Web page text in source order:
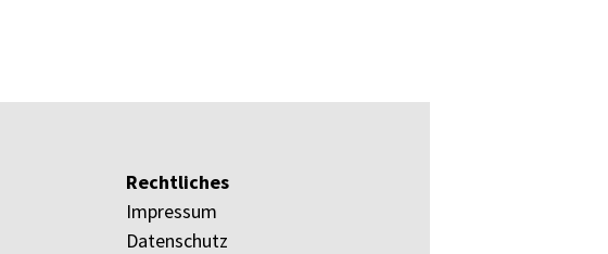
Rechtliches
Impressum
Datenschutz